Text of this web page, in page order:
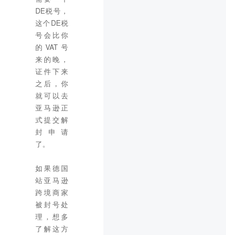
DE税号，
这个DE税
号会比你
的VAT号
来的晚，
证件下来
之后，你
就可以去
亚马逊正
式提交解
封申请
了。
如果德国
站亚马逊
跨境商家
被封号处
理，想多
了解这方